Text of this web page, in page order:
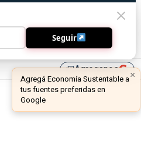
library_addAgreganos
Seguir